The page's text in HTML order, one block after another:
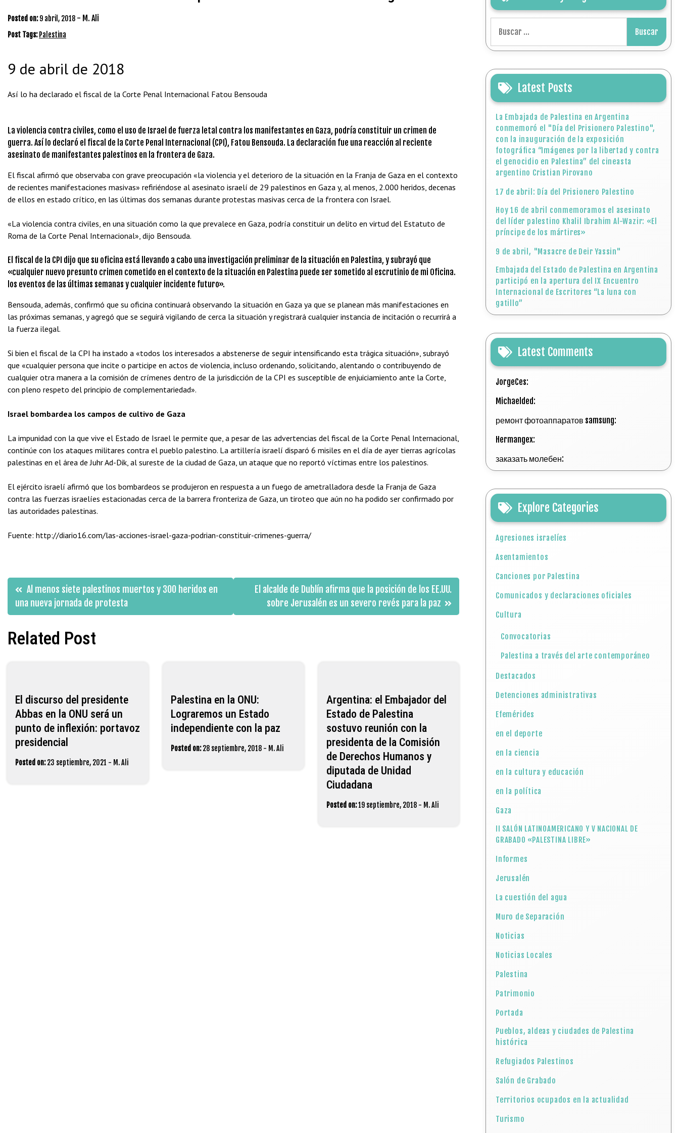
Posted on: 9 abril, 2018 - M. Ali
Post Tags: Palestina
9 de abril de 2018
Así lo ha declarado el fiscal de la Corte Penal Internacional Fatou Bensouda
La violencia contra civiles, como el uso de Israel de fuerza letal contra los manifestantes en Gaza, podría constituir un crimen de
guerra. Así lo declaró el fiscal de la Corte Penal Internacional (CPI), Fatou Bensouda. La declaración fue una reacción al reciente
asesinato de manifestantes palestinos en la frontera de Gaza.
El fiscal afirmó que observaba con grave preocupación «la violencia y el deterioro de la situación en la Franja de Gaza en el contexto
de recientes manifestaciones masivas» refiriéndose al asesinato israelí de 29 palestinos en Gaza y, al menos, 2.000 heridos, decenas
de ellos en estado crítico, en las últimas dos semanas durante protestas masivas cerca de la frontera con Israel.
«La violencia contra civiles, en una situación como la que prevalece en Gaza, podría constituir un delito en virtud del Estatuto de
Roma de la Corte Penal Internacional», dijo Bensouda.
El fiscal de la CPI dijo que su oficina está llevando a cabo una investigación preliminar de la situación en Palestina, y subrayó que
«cualquier nuevo presunto crimen cometido en el contexto de la situación en Palestina puede ser sometido al escrutinio de mi Oficina.
los eventos de las últimas semanas y cualquier incidente futuro».
Bensouda, además, confirmó que su oficina continuará observando la situación en Gaza ya que se planean más manifestaciones en
las próximas semanas, y agregó que se seguirá vigilando de cerca la situación y registrará cualquier instancia de incitación o recurrirá a
la fuerza ilegal.
Si bien el fiscal de la CPI ha instado a «todos los interesados ​​a abstenerse de seguir intensificando esta trágica situación», subrayó
que «cualquier persona que incite o participe en actos de violencia, incluso ordenando, solicitando, alentando o contribuyendo de
cualquier otra manera a la comisión de crímenes dentro de la jurisdicción de la CPI es susceptible de enjuiciamiento ante la Corte,
con pleno respeto del principio de complementariedad».
Israel bombardea los campos de cultivo de Gaza
La impunidad con la que vive el Estado de Israel le permite que, a pesar de las advertencias del fiscal de la Corte Penal Internacional,
continúe con los ataques militares contra el pueblo palestino. La artillería israelí disparó 6 misiles en el día de ayer tierras agrícolas
palestinas en el área de Juhr Ad-Dik, al sureste de la ciudad de Gaza, un ataque que no reportó víctimas entre los palestinos.
El ejército israelí afirmó que los bombardeos se produjeron en respuesta a un fuego de ametralladora desde la Franja de Gaza
contra las fuerzas israelíes estacionadas cerca de la barrera fronteriza de Gaza, un tiroteo que aún no ha podido ser confirmado por
las autoridades palestinas.
Fuente: http://diario16.com/las-acciones-israel-gaza-podrian-constituir-crimenes-guerra/
Navegación
de
entradas
Al menos siete palestinos muertos y 300 heridos en
una nueva jornada de protesta
El alcalde de Dublín afirma que la posición de los EE.UU.
sobre Jerusalén es un severo revés para la paz
Related Post
El discurso del presidente
Abbas en la ONU será un
punto de inflexión: portavoz
presidencial
Posted on: 23 septiembre, 2021 - M. Ali
Palestina en la ONU:
Lograremos un Estado
independiente con la paz
Posted on: 28 septiembre, 2018- M. Ali
Argentina: el Embajador del
Estado de Palestina
sostuvo reunión con la
presidenta de la Comisión
de Derechos Humanos y
diputada de Unidad
Ciudadana
Posted on:19 septiembre, 2018- M. Ali
Latest Posts
La Embajada de Palestina en Argentina
conmemoró el "Día del Prisionero Palestino",
con la inauguración de la exposición
fotográfica “Imágenes por la libertad y contra
el genocidio en Palestina” del cineasta
argentino Cristian Pirovano
17 de abril: Día del Prisionero Palestino
Hoy 16 de abril conmemoramos el asesinato
del líder palestino Khalil Ibrahim Al-Wazir: «El
príncipe de los mártires»
9 de abril, "Masacre de Deir Yassin"
Embajada del Estado de Palestina en Argentina
participó en la apertura del IX Encuentro
Internacional de Escritores “La luna con
gatillo”
Latest Comments
JorgeCes:
Michaelded:
ремонт фотоаппаратов samsung:
Hermangex:
заказать молебен:
Explore Categories
Agresiones israelíes
Asentamientos
Canciones por Palestina
Comunicados y declaraciones oficiales
Cultura
Convocatorias
Palestina a través del arte contemporáneo
Destacados
Detenciones administrativas
Efemérides
en el deporte
en la ciencia
en la cultura y educación
en la política
Gaza
II SALÓN LATINOAMERICANO Y V NACIONAL DE
GRABADO «PALESTINA LIBRE»
Informes
Jerusalén
La cuestión del agua
Muro de Separación
Noticias
Noticias Locales
Palestina
Patrimonio
Portada
Pueblos, aldeas y ciudades de Palestina
histórica
Refugiados Palestinos
Salón de Grabado
Territorios ocupados en la actualidad
Turismo